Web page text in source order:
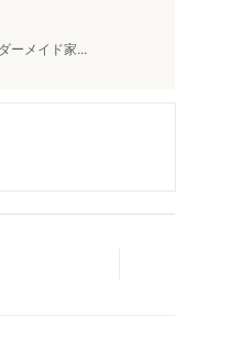
ーメイド家...